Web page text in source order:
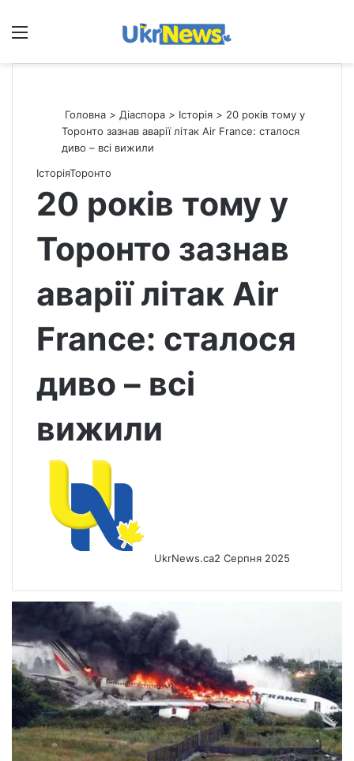
Меню
Головна > Діаспора > Історія > 20 років тому у
Торонто зазнав аварії літак Air France: сталося
диво – всі вижили
ІсторіяТоронто
20 років тому у
Торонто зазнав
аварії літак Air
France: сталося
диво – всі
вижили
UkrNews.ca2 Серпня 2025